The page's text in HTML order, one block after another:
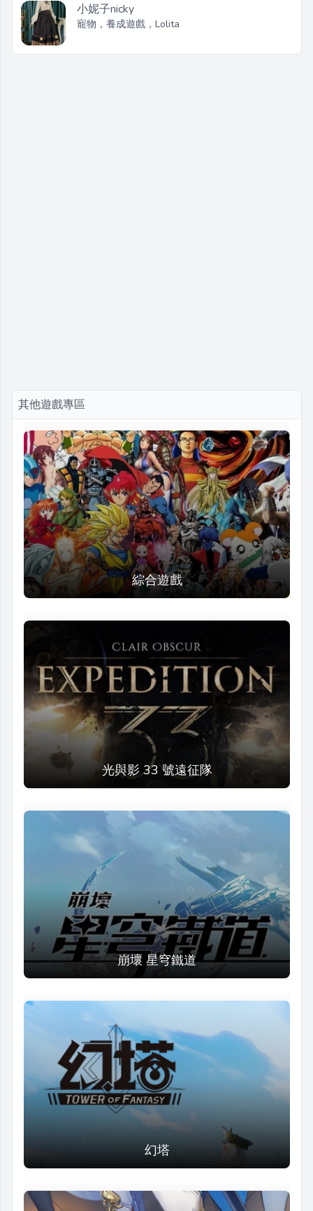
小妮子nicky
寵物，養成遊戲，Lolita
其他遊戲專區
綜合遊戲
光與影 33 號遠征隊
崩壞 星穹鐵道
幻塔